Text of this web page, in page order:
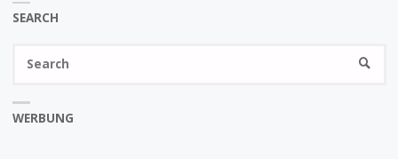
SEARCH
WERBUNG